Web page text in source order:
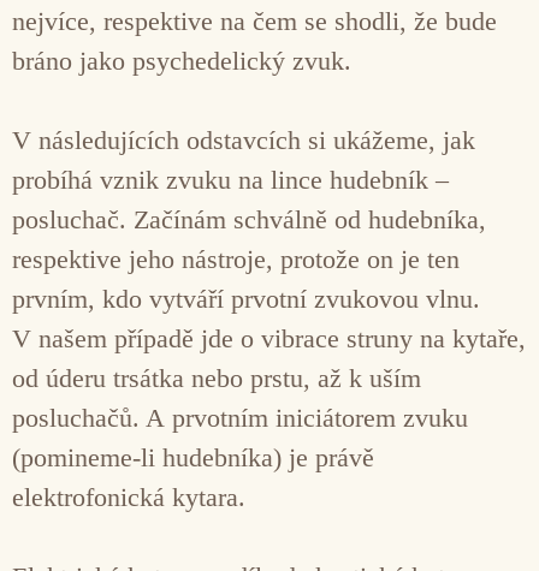
nejvíce, respektive na čem se shodli, že bude
bráno jako psychedelický zvuk.
V následujících odstavcích si ukážeme, jak
probíhá vznik zvuku na lince hudebník –
posluchač. Začínám schválně od hudebníka,
respektive jeho nástroje, protože on je ten
prvním, kdo vytváří prvotní zvukovou vlnu.
V našem případě jde o vibrace struny na kytaře,
od úderu trsátka nebo prstu, až k uším
posluchačů. A prvotním iniciátorem zvuku
(pomineme-li hudebníka) je právě
elektrofonická kytara.